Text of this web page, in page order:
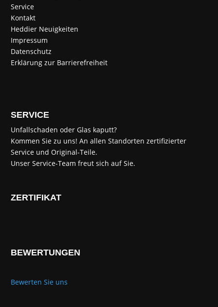
Service
Kontakt
Heddier Neuigkeiten
Impressum
Datenschutz
Erklärung zur Barrierefreiheit
SERVICE
Unfallschaden oder Glas kaputt?
Kommen Sie zu uns! An allen Standorten zertifizierter
Service und Original-Teile.
Unser Service-Team freut sich auf Sie.
ZERTIFIKAT
BEWERTUNGEN
Bewerten Sie uns